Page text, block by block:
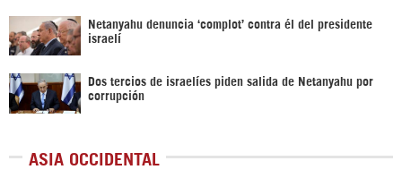
Netanyahu denuncia ‘complot’ contra él del presidente
israelí
Dos tercios de israelíes piden salida de Netanyahu por
corrupción
ASIA OCCIDENTAL